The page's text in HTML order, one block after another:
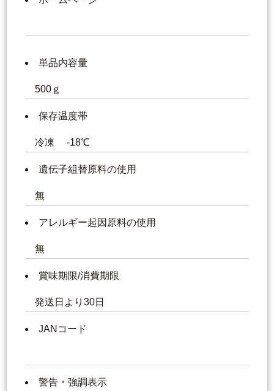
単品内容量
500ｇ
保存温度帯
冷凍 -18℃
遺伝子組替原料の使用
無
アレルギー起因原料の使用
無
賞味期限/消費期限
発送日より30日
JANコード
警告・強調表示